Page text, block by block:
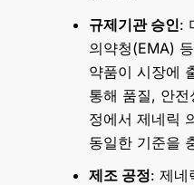
규제기관 승인:
의약청(EMA)
약품이 시장에
통해 품질, 안
정에서 제네릭
동일한 기준을
제조 공정: 제네